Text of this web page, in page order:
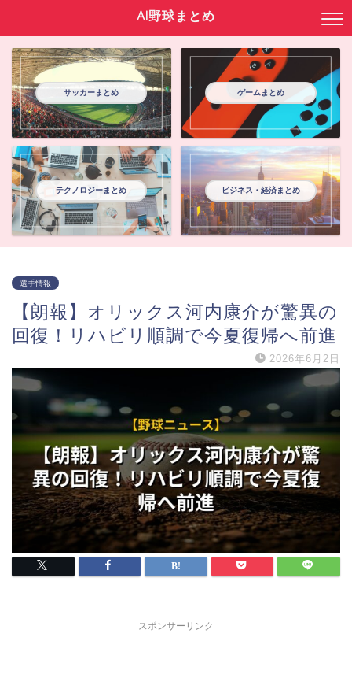
AI野球まとめ
サッカーまとめ ゲームまとめ
テクノロジーまとめ ビジネス・経済まとめ
選手情報
【朗報】オリックス河内康介が驚異の
回復！リハビリ順調で今夏復帰へ前進
2026年6月2日
スポンサーリンク